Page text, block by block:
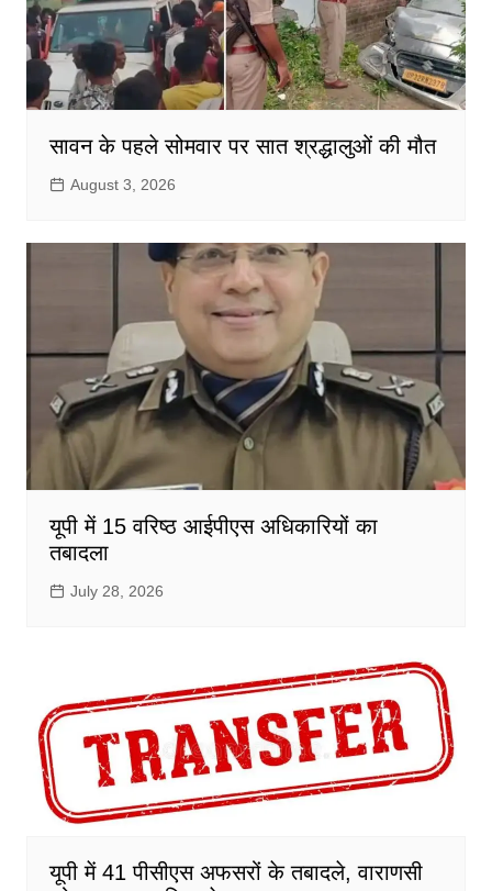
सावन के पहले सोमवार पर सात श्रद्धालुओं की मौत
August 3, 2026
यूपी में 15 वरिष्ठ आईपीएस अधिकारियों का
तबादला
July 28, 2026
यूपी में 41 पीसीएस अफसरों के तबादले, वाराणसी